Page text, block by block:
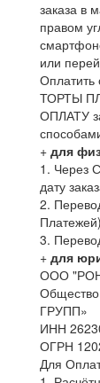
заказа в
правом
или
ТОРТЫ
ОПЛАТУ
+ для
1. Через
дату
2.
3.
+ для
ООО
Общество
ГРУПП»
ИНН
ОГРН
Для